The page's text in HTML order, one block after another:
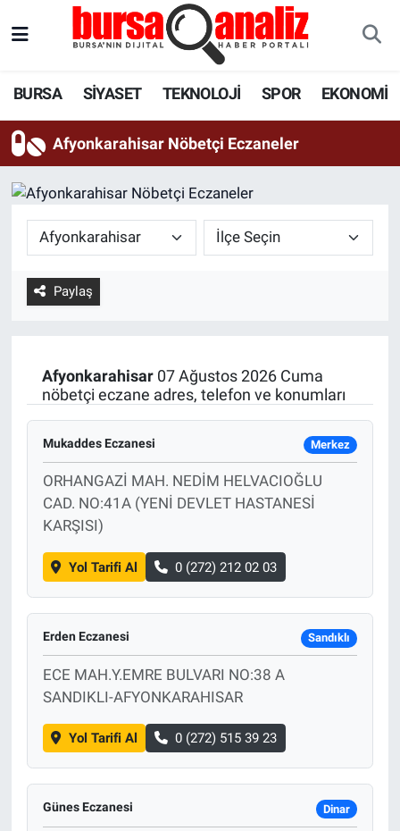
BURSA SİYASET TEKNOLOJİ SPOR EKONOMİ
Afyonkarahisar Nöbetçi Eczaneler
Paylaş
Afyonkarahisar07 Ağustos 2026 Cuma
nöbetçi eczane adres, telefon ve konumları
Mukaddes Eczanesi Merkez
ORHANGAZİ MAH. NEDİM HELVACIOĞLU
CAD. NO:41A (YENİ DEVLET HASTANESİ
KARŞISI)
Yol Tarifi Al 0 (272) 212 02 03
Erden Eczanesi Sandıklı
ECE MAH.Y.EMRE BULVARI NO:38 A
SANDIKLI-AFYONKARAHISAR
Yol Tarifi Al 0 (272) 515 39 23
Günes Eczanesi Dinar
SPOR
EKONOMİ
SAĞLIK
BLOG
Süper Lig Puan Durumu ve Fikstür
Tüm Manşetler
Son Dakika Haberleri